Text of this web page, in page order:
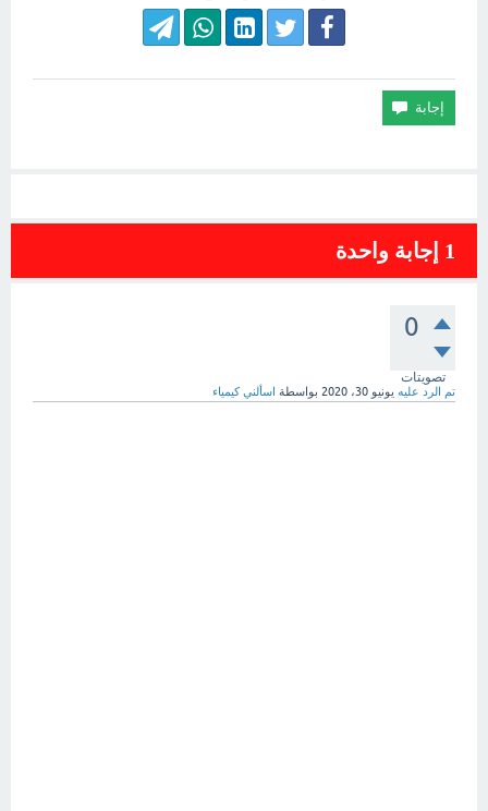
1 إجابة واحدة
0
تصويتات
تم الرد عليه يونيو 30، 2020 بواسطة اسألني كيمياء